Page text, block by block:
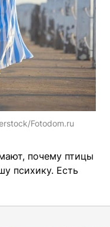
Fotodom.ru
почему птицы
психику. Есть